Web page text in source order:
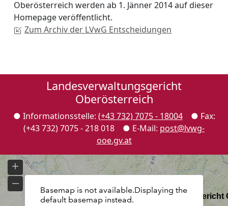
Oberösterreich werden ab 1. Jänner 2014 auf dieser
Homepageveröffentlicht.
Zum Archiv der LVwG Entscheidungen
Landesverwaltungsgericht
Oberösterreich
● Informationsstelle: (+43 732) 7075 - 18004● Fax:
(+43 732) 7075 - 218 018 ● E-Mail: post@lvwg-
ooe.gv.at